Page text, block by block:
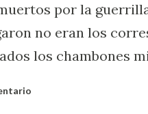
por la
no eran los
los chambones